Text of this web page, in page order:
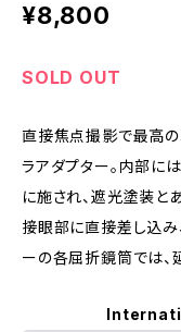
¥8,800
SOLD OUT
直接焦点撮影で最高の
ラアダプター。内部に
に施され、遮光塗装と
接眼部に直接差し込み
ーの各屈折鏡筒では、